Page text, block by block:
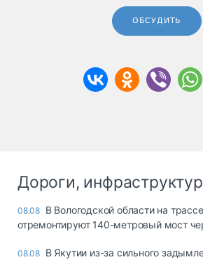
ОБСУДИТЬ
Дороги,
08.08 В Вологодской области на
отремонтируют 140-метровый мост
08.08 В Якутии из-за сильного